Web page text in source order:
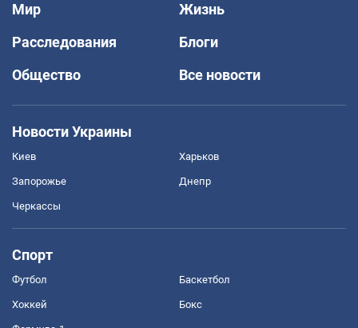
Мир
Жизнь
Расследования
Блоги
Общество
Все новости
Новости Украины
Киев Харьков
Запорожье Днепр
Черкассы
Спорт
Футбол Баскетбол
Хоккей Бокс